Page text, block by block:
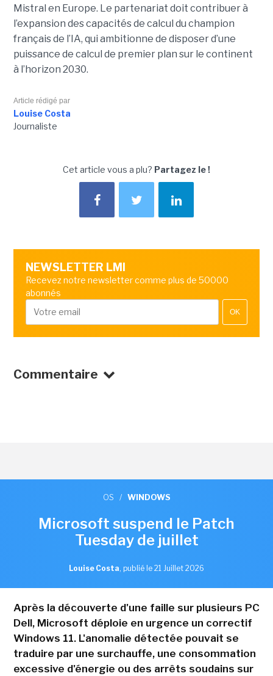
Mistral en Europe. Le partenariat doit contribuer à
l’expansion des capacités de calcul du champion
français de l’IA, qui ambitionne de disposer d’une
puissance de calcul de premier plan sur le continent
à l’horizon 2030.
Article rédigé par
Louise Costa
Journaliste
Cet article vous a plu? Partagez le !
NEWSLETTER LMI
Recevez notre newsletter comme plus de 50000
abonnés
OK
Commentaire
OS / WINDOWS
Microsoft suspend le Patch
Tuesday de juillet
Louise Costa, publié le 21 Juillet 2026
Après la découverte d'une faille sur plusieurs PC
Dell, Microsoft déploie en urgence un correctif
Windows 11. L'anomalie détectée pouvait se
traduire par une surchauffe, une consommation
excessive d'énergie ou des arrêts soudains sur